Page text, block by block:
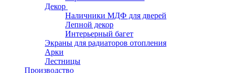
Декор
Наличники МДФ для дверей
Лепной декор
Интерьерный багет
Экраны для радиаторов отопления
Арки
Лестницы
Производство